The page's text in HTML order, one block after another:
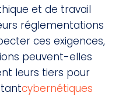
et de travail
réglementations
ces exigences,
peuvent-elles
leurs tiers pour
cybernétiques